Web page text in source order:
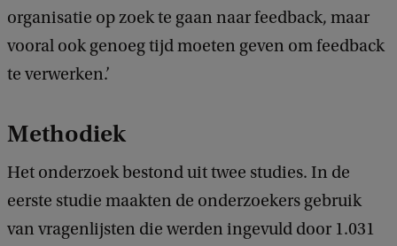
organisatie op zoek te gaan naar feedback, maar
vooral ook genoeg tijd moeten geven om feedback
te verwerken.’
Methodiek
Het onderzoek bestond uit twee studies. In de
eerste studie maakten de onderzoekers gebruik
van vragenlijsten die werden ingevuld door 1.031